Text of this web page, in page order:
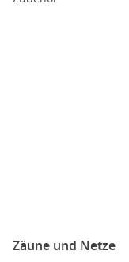
Zäune und Netze